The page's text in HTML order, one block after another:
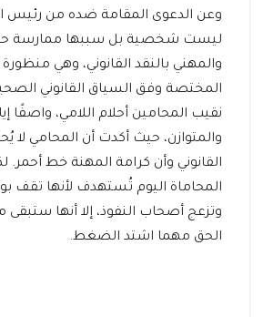
وعن الدعوى المقامة ضده من رئيس
ليست شخصية بل سببها ممارسة
والمهني بالنقد القانوني، وهي
المختصة وفق السياق القانوني
نقيب المحامين أحلام اللامي، واصفًا
والمتوازن، حيث أكدت أن المحامي لا
القانوني وأن كرامة المهنة خط أحمر.
المحاماة اليوم تُستهدف لأنها تقف
وتزعج أصحاب النفوذ، إلا أنها ستبقى
الحق مهما اشتد الضغط.